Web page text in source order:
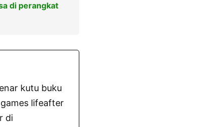
di perangkat
kutu buku
lifeafter
di